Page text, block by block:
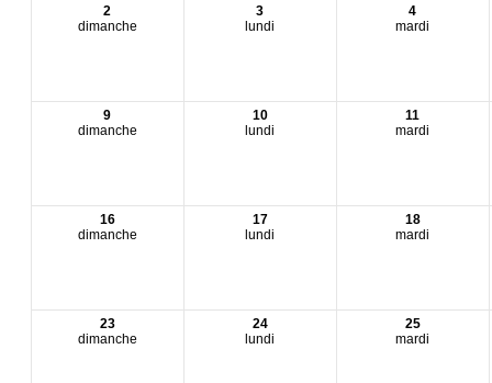
2
dimanche
3
lundi
4
mardi
9
dimanche
10
lundi
11
mardi
16
dimanche
17
lundi
18
mardi
23
dimanche
24
lundi
25
mardi